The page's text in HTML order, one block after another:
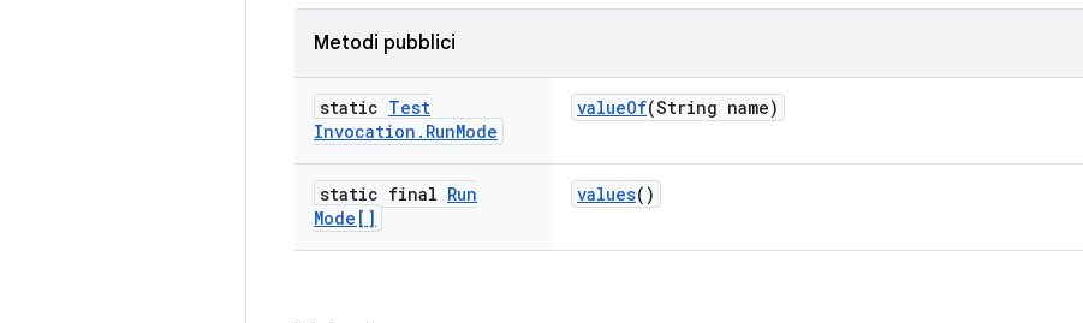
Metodi pubblici
static Test
Invocation . RunMode
valueOf(String name)
static final Run
Mode[]
values()